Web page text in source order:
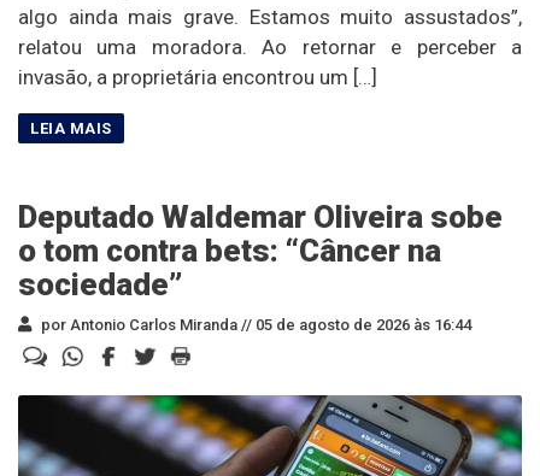
algo ainda mais grave. Estamos muito assustados”,
relatou uma moradora. Ao retornar e perceber a
invasão, a proprietária encontrou um […]
Deputado Waldemar Oliveira sobe
o tom contra bets: “Câncer na
sociedade”
por Antonio Carlos Miranda // 05 de agosto de 2026 às 16:44